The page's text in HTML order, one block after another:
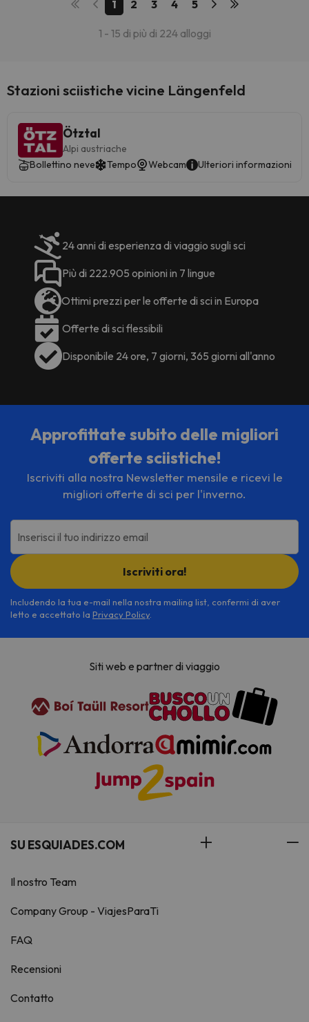
1 2 3 4 5
1 - 15 di più di 224 alloggi
Stazioni sciistiche vicine Längenfeld
Ötztal
Alpi austriache
Bollettino neve
Tempo Webcam Ulteriori informazioni
24 anni di esperienza di viaggio sugli sci
Più di 222.905 opinioni in 7 lingue
Ottimi prezzi per le offerte di sci in Europa
Offerte di sci flessibili
Disponibile 24 ore, 7 giorni, 365 giorni all'anno
Approfittate subito delle migliori
offerte sciistiche!
Iscriviti alla nostra Newsletter mensile e ricevi le
migliori offerte di sci per l'inverno.
Inserisci il tuo indirizzo email
Iscriviti ora!
Includendo la tua e-mail nella nostra mailing list, confermi di aver
letto e accettato la Privacy Policy.
Siti web e partner di viaggio
SU ESQUIADES.COM
Il nostro Team
Company Group - ViajesParaTi
FAQ
Recensioni
Contatto